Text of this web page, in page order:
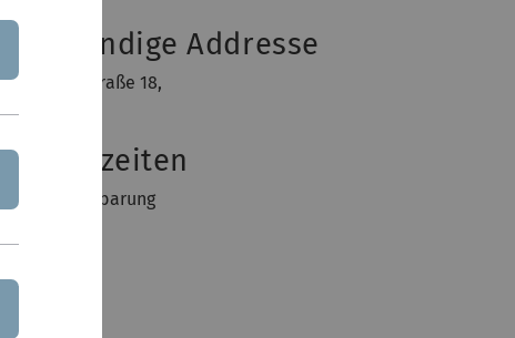
Vollständige Addresse
Helmholtzstraße 18,
89081 Ulm
Sprechzeiten
Nach Vereinbarung